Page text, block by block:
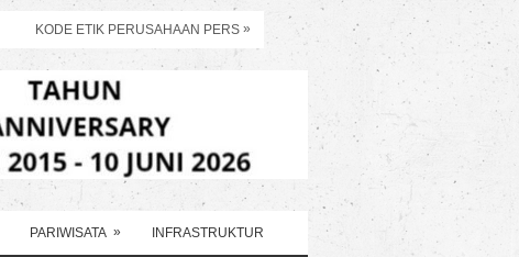
KODE ETIK PERUSAHAAN PERS »
PARIWISATA » INFRASTRUKTUR